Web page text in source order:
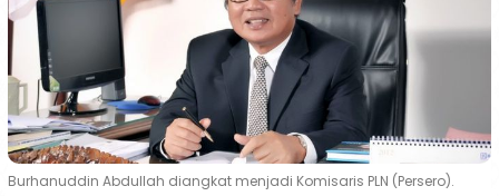
Burhanuddin Abdullah diangkat menjadi Komisaris PLN (Persero).